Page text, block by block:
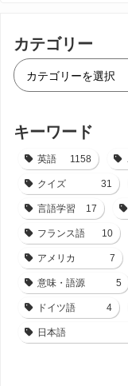
カテゴリー
キーワード
英語 1158
クイズ 31
言語学習 17
フランス語 10
アメリカ 7
意味・語源 5
ドイツ語 4
日本語